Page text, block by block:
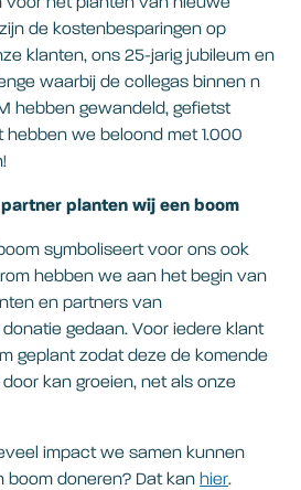
de kostenbesparingen op
klanten, ons 25-jarig jubileum en
waarbij de collegas binnen n
hebben gewandeld, gefietst
hebben we beloond met 1.000
planten wij een boom
symboliseert voor ons ook
hebben we aan het begin van
en partners van
gedaan. Voor iedere klant
geplant zodat deze de komende
kan groeien, net als onze
impact we samen kunnen
boom doneren? Dat kan hier.